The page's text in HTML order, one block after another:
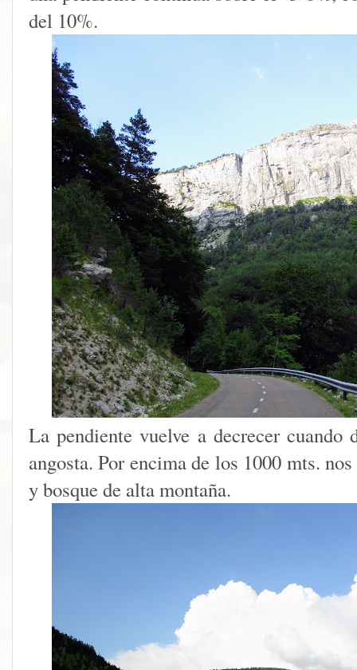
del 10%.
La pendiente vuelve a decrecer cuando
angosta. Por encima de los 1000 mts.
y bosque de alta montaña.